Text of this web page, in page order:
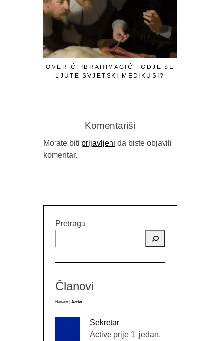
OMER Ć. IBRAHIMAGIĆ | GDJE SE
LJUTE SVJETSKI MEDIKUSI?
Komentariši
Morate biti prijavljeni da biste objavili
komentar.
Pretraga
Članovi
Newest Active
Sekretar
Active prije 1 tjedan,